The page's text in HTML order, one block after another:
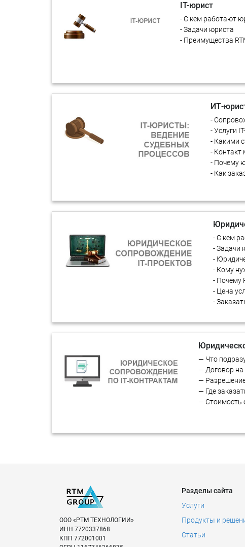
IT-юрист
- С кем работают
- Задачи юриста
- Преимущества
ИТ-
-
- Услуги
- Какими
-
- Почему
- Как
- С кем
- Задачи
-
- Кому
- Почему
- Цена
-
— Что
— Договор на
—
— Где
— Стоимость
ООО «РТМ ТЕХНОЛОГИИ»
ИНН 7720337868
КПП 772001001
Разделы сайта
Услуги
Продукты и
Статьи